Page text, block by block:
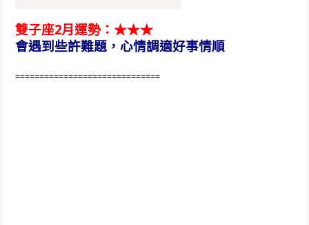
雙子座2月運勢：★★★
會遇到些許難題，心情調適好事情順
==============================